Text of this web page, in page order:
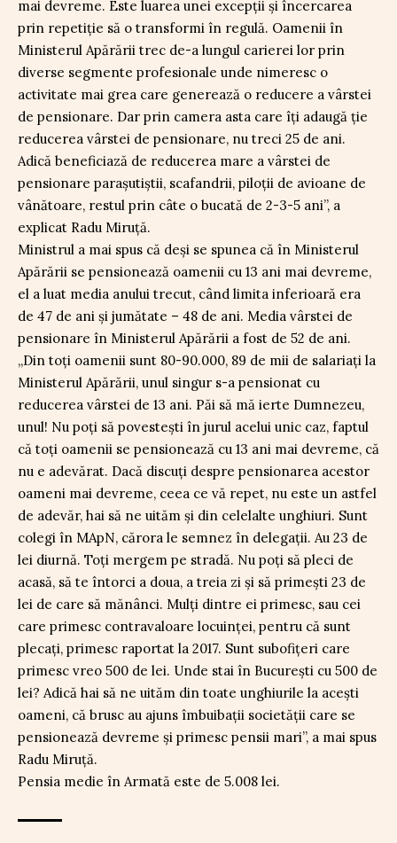
mai devreme. Este luarea unei excepții și încercarea
prin repetiție să o transformi în regulă. Oamenii în
Ministerul Apărării trec de-a lungul carierei lor prin
diverse segmente profesionale unde nimeresc o
activitate mai grea care generează o reducere a vârstei
de pensionare. Dar prin camera asta care îți adaugă ție
reducerea vârstei de pensionare, nu treci 25 de ani.
Adică beneficiază de reducerea mare a vârstei de
pensionare parașutiștii, scafandrii, piloții de avioane de
vânătoare, restul prin câte o bucată de 2-3-5 ani”, a
explicat Radu Miruță.
Ministrul a mai spus că deși se spunea că în Ministerul
Apărării se pensionează oamenii cu 13 ani mai devreme,
el a luat media anului trecut, când limita inferioară era
de 47 de ani și jumătate – 48 de ani. Media vârstei de
pensionare în Ministerul Apărării a fost de 52 de ani.
„Din toți oamenii sunt 80-90.000, 89 de mii de salariați la
Ministerul Apărării, unul singur s-a pensionat cu
reducerea vârstei de 13 ani. Păi să mă ierte Dumnezeu,
unul! Nu poți să povestești în jurul acelui unic caz, faptul
că toți oamenii se pensionează cu 13 ani mai devreme, că
nu e adevărat. Dacă discuți despre pensionarea acestor
oameni mai devreme, ceea ce vă repet, nu este un astfel
de adevăr, hai să ne uităm și din celelalte unghiuri. Sunt
colegi în MApN, cărora le semnez în delegații. Au 23 de
lei diurnă. Toți mergem pe stradă. Nu poți să pleci de
acasă, să te întorci a doua, a treia zi și să primești 23 de
lei de care să mănânci. Mulți dintre ei primesc, sau cei
care primesc contravaloare locuinței, pentru că sunt
plecați, primesc raportat la 2017. Sunt subofițeri care
primesc vreo 500 de lei. Unde stai în București cu 500 de
lei? Adică hai să ne uităm din toate unghiurile la acești
oameni, că brusc au ajuns îmbuibații societății care se
pensionează devreme și primesc pensii mari”, a mai spus
Radu Miruță.
Pensia medie în Armată este de 5.008 lei.